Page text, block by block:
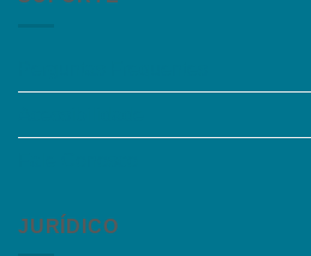
JURÍDICO